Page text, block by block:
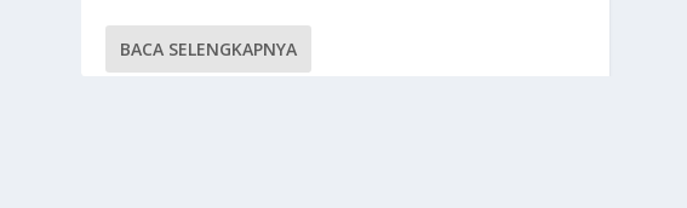
BACA SELENGKAPNYA